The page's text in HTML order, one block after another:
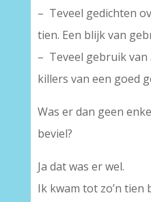
– Teveel gedichten
tien. Een blijk van
– Teveel gebruik
killers van een goed
Was er dan geen
beviel?
Ja dat was er wel.
Ik kwam tot zo’n tien